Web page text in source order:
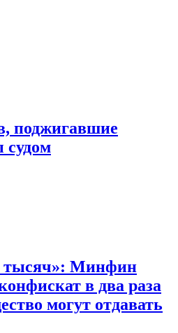
поджигавшие
судом
тысяч»: Минфин
в два раза
могут отдавать